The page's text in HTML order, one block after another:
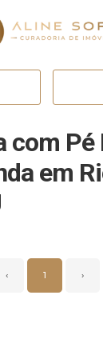
inicial
com Pé
em
‹ 1 ›